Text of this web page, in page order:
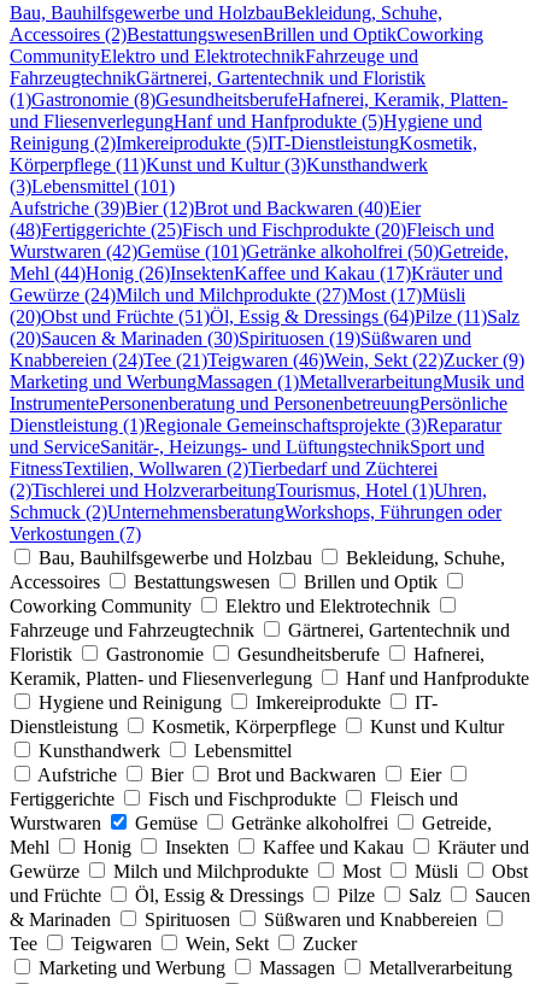
Bau, Bauhilfsgewerbe und HolzbauBekleidung, Schuhe,
Accessoires (2)BestattungswesenBrillen und OptikCoworking
CommunityElektro und ElektrotechnikFahrzeuge und
FahrzeugtechnikGärtnerei, Gartentechnik und Floristik
(1)Gastronomie (8)GesundheitsberufeHafnerei, Keramik, Platten-
und FliesenverlegungHanf und Hanfprodukte (5)Hygiene und
Reinigung (2)Imkereiprodukte (5)IT-DienstleistungKosmetik,
Körperpflege (11)Kunst und Kultur (3)Kunsthandwerk
(3)Lebensmittel (101)
Aufstriche (39)Bier (12)Brot und Backwaren (40)Eier
(48)Fertiggerichte (25)Fisch und Fischprodukte (20)Fleisch und
Wurstwaren (42)Gemüse (101)Getränke alkoholfrei (50)Getreide,
Mehl (44)Honig (26)InsektenKaffee und Kakau (17)Kräuter und
Gewürze (24)Milch und Milchprodukte (27)Most (17)Müsli
(20)Obst und Früchte (51)Öl, Essig & Dressings (64)Pilze (11)Salz
(20)Saucen & Marinaden (30)Spirituosen (19)Süßwaren und
Knabbereien (24)Tee (21)Teigwaren (46)Wein, Sekt (22)Zucker (9)
Marketing und WerbungMassagen (1)MetallverarbeitungMusik und
InstrumentePersonenberatung und PersonenbetreuungPersönliche
Dienstleistung (1)Regionale Gemeinschaftsprojekte (3)Reparatur
und ServiceSanitär-, Heizungs- und LüftungstechnikSport und
FitnessTextilien, Wollwaren (2)Tierbedarf und Züchterei
(2)Tischlerei und HolzverarbeitungTourismus, Hotel (1)Uhren,
Schmuck (2)UnternehmensberatungWorkshops, Führungen oder
Verkostungen (7)
Bau, Bauhilfsgewerbe und Holzbau
Bekleidung, Schuhe,
Accessoires
Bestattungswesen
Brillen und Optik
Coworking Community
Elektro und Elektrotechnik
Fahrzeuge und Fahrzeugtechnik
Gärtnerei, Gartentechnik und
Floristik
Gastronomie Gesundheitsberufe
Hafnerei,
Keramik, Platten- und Fliesenverlegung
Hanf und Hanfprodukte
Hygiene und Reinigung
Imkereiprodukte
IT-
Dienstleistung
Kosmetik, Körperpflege
Kunst und Kultur
Kunsthandwerk
Lebensmittel
Aufstriche
Bier Brot und Backwaren
Eier
Fertiggerichte
Fisch und Fischprodukte
Fleisch und
Wurstwaren
Gemüse Getränke alkoholfrei
Getreide,
Mehl
Honig Insekten Kaffee und Kakau
Kräuter und
Gewürze
Milch und Milchprodukte Most Müsli
Obst
und Früchte
Öl, Essig & Dressings Pilze Salz
Saucen
& Marinaden
Spirituosen
Süßwaren und Knabbereien
Tee
Teigwaren Wein, Sekt
Zucker
Marketing und Werbung
Massagen
Metallverarbeitung